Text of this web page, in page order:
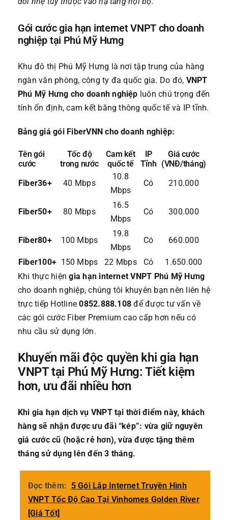
Gói cước gia hạn internet VNPT cho doanh
nghiệp tại Phú Mỹ Hưng
Khu đô thị Phú Mỹ Hưng là nơi tập trung của hàng
ngàn văn phòng, công ty đa quốc gia. Do đó, VNPT
Phú Mỹ Hưng cho doanh nghiệp luôn chú trọng đến
tính ổn định, cam kết băng thông quốc tế và IP tĩnh.
Bảng giá gói FiberVNN cho doanh nghiệp:
Tên gói
cước
Tốc độ
trong nước
Cam kết
quốc tế
IP
Tĩnh
Giá cước
(VNĐ/tháng)
Fiber36+
40 Mbps
10.8
Mbps
Có 210.000
Fiber50+ 80 Mbps
16.5
Mbps
Có 300.000
Fiber80+ 100 Mbps
19.8
Mbps
Có 660.000
Fiber100+ 150 Mbps 22 Mbps Có
1.650.000
Khi thực hiệngia hạn internet VNPT Phú Mỹ Hưng
cho doanh nghiệp, chúng tôi khuyên bạn nên liên hệ
trực tiếp Hotline0852.888.108 để được tư vấn về
các gói cước Fiber Premium cao cấp hơn nếu có
nhu cầu sử dụng lớn.
Khuyến mãi độc quyền khi gia hạn
VNPT tại Phú Mỹ Hưng: Tiết kiệm
hơn, ưu đãi nhiều hơn
Khi gia hạn dịch vụ VNPT tại thời điểm này, khách
hàng sẽ nhận được ưu đãi “kép”: vừa giữ nguyên
giá cước cũ (hoặc rẻ hơn), vừa được tặng thêm
tháng sử dụng lên đến 3 tháng.
Đọc thêm: 5 Gói Lắp Internet Truyền Hình
VNPT Tốc Độ Cao Tại Vinhomes Golden River
[Giá Tốt]